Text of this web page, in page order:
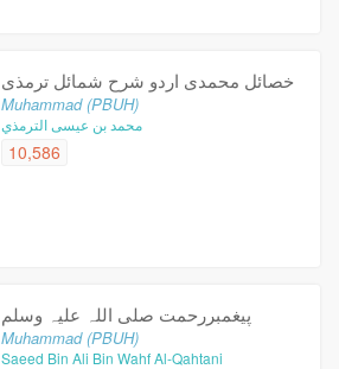
خصائل محمدى اردو شرح شمائل ترمذی
Muhammad (PBUH)
محمد بن عيسى الترمذي
10,586
پیغمبررحمت صلى اللہ علیہ وسلم
Muhammad (PBUH)
Saeed Bin Ali Bin Wahf Al-Qahtani